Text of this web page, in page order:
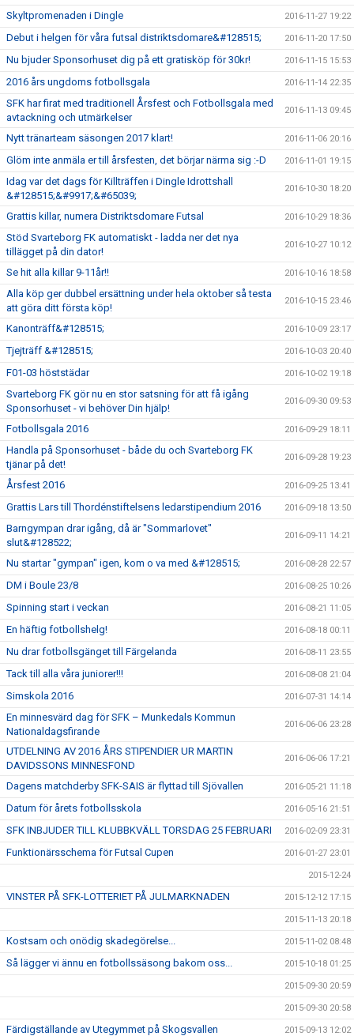
Skyltpromenaden i Dingle 2016-11-27 19:22
Debut i helgen för våra futsal distriktsdomare&#128515; 2016-11-20 17:50
Nu bjuder Sponsorhuset dig på ett gratisköp för 30kr! 2016-11-15 15:53
2016 års ungdoms fotbollsgala 2016-11-14 22:35
SFK har firat med traditionell Årsfest och Fotbollsgala med
avtackning och utmärkelser
2016-11-13 09:45
Nytt tränarteam säsongen 2017 klart! 2016-11-06 20:16
Glöm inte anmäla er till årsfesten, det börjar närma sig :-D 2016-11-01 19:15
Idag var det dags för Killträffen i Dingle Idrottshall
&#128515;&#9917;&#65039;
2016-10-30 18:20
Grattis killar, numera Distriktsdomare Futsal 2016-10-29 18:36
Stöd Svarteborg FK automatiskt - ladda ner det nya
tillägget på din dator!
2016-10-27 10:12
Se hit alla killar 9-11år!! 2016-10-16 18:58
Alla köp ger dubbel ersättning under hela oktober så testa
att göra ditt första köp!
2016-10-15 23:46
Kanonträff&#128515; 2016-10-09 23:17
Tjejträff &#128515; 2016-10-03 20:40
F01-03 höststädar 2016-10-02 19:18
Svarteborg FK gör nu en stor satsning för att få igång
Sponsorhuset - vi behöver Din hjälp!
2016-09-30 09:53
Fotbollsgala 2016 2016-09-29 18:11
Handla på Sponsorhuset - både du och Svarteborg FK
tjänar på det!
2016-09-28 19:23
Årsfest 2016 2016-09-25 13:41
Grattis Lars till Thordénstiftelsens ledarstipendium 2016 2016-09-18 13:50
Barngympan drar igång, då är "Sommarlovet"
slut&#128522;
2016-09-11 14:21
Nu startar "gympan" igen, kom o va med &#128515; 2016-08-28 22:57
DM i Boule 23/8 2016-08-25 10:26
Spinning start i veckan 2016-08-21 11:05
En häftig fotbollshelg! 2016-08-18 00:11
Nu drar fotbollsgänget till Färgelanda 2016-08-11 23:55
Tack till alla våra juniorer!!! 2016-08-08 21:04
Simskola 2016 2016-07-31 14:14
En minnesvärd dag för SFK – Munkedals Kommun
Nationaldagsfirande
2016-06-06 23:28
UTDELNING AV 2016 ÅRS STIPENDIER UR MARTIN
DAVIDSSONS MINNESFOND
2016-06-06 17:21
Dagens matchderby SFK-SAIS är flyttad till Sjövallen 2016-05-21 11:18
Datum för årets fotbollsskola 2016-05-16 21:51
SFK INBJUDER TILL KLUBBKVÄLL TORSDAG 25 FEBRUARI 2016-02-09 23:31
Funktionärsschema för Futsal Cupen 2016-01-27 23:01
2015-12-24
VINSTER PÅ SFK-LOTTERIET PÅ JULMARKNADEN 2015-12-12 17:15
2015-11-13 20:18
Kostsam och onödig skadegörelse... 2015-11-02 08:48
Så lägger vi ännu en fotbollssäsong bakom oss... 2015-10-18 01:25
2015-09-30 20:59
2015-09-30 20:58
Färdigställande av Utegymmet på Skogsvallen 2015-09-13 12:02